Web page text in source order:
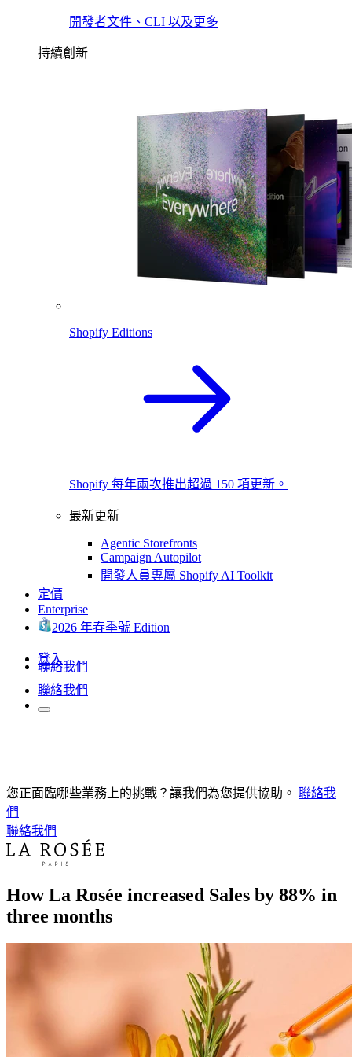
開發者文件、CLI 以及更多
持續創新
Shopify Editions
Shopify 每年兩次推出超過 150 項更新。
最新更新
Agentic Storefronts
Campaign Autopilot
開發人員專屬 Shopify AI Toolkit
定價
Enterprise
2026 年春季號 Edition
登入
聯絡我們
聯絡我們
您正面臨哪些業務上的挑戰？讓我們為您提供協助。 聯絡我
們
聯絡我們
How La Rosée increased Sales by 88% in
three months